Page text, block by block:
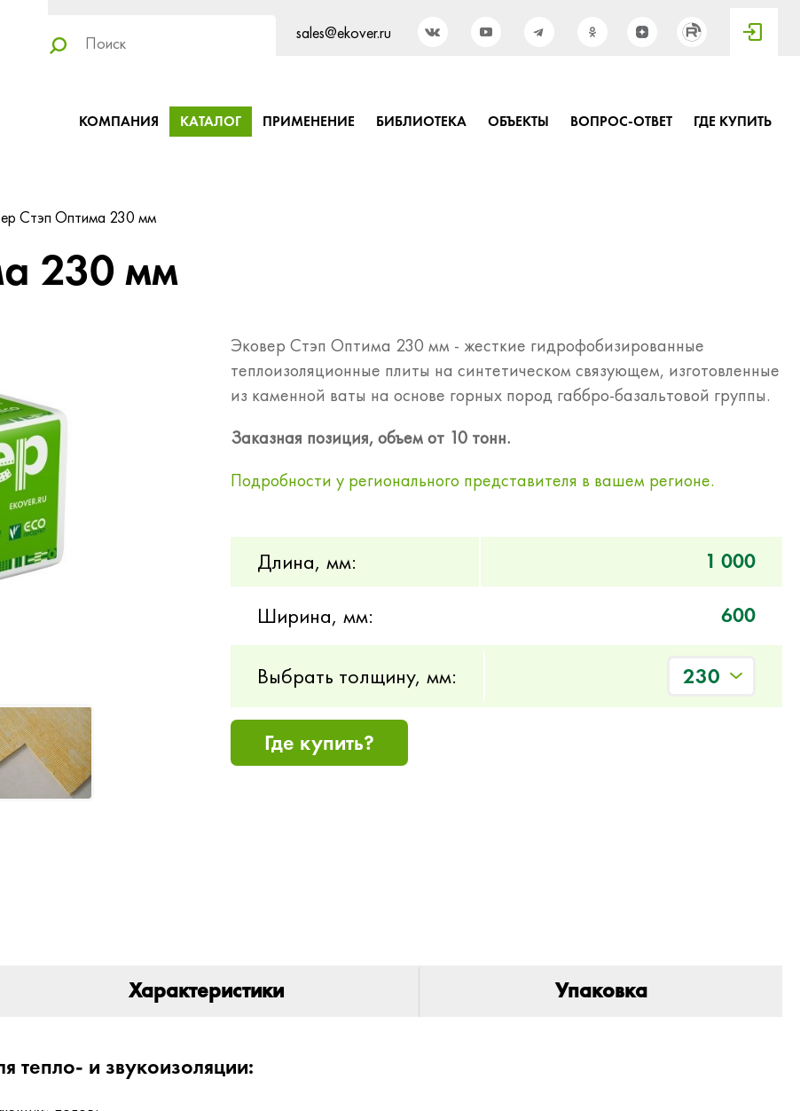
sales@ekover.ru
КОМПАНИЯ КАТАЛОГ ПРИМЕНЕНИЕ БИБЛИОТЕКА ОБЪЕКТЫ ВОПРОС-ОТВЕТ ГДЕ КУПИТЬ
Стэп Оптима 230 мм
230 мм
Эковер Стэп Оптима 230 мм - жесткие гидрофобизированные
теплоизоляционные плиты на синтетическом связующем, изготовленные
из каменной ваты на основе горных пород габбро-базальтовой группы.
Заказная позиция, объем от 10 тонн.
Подробности у регионального представителя в вашем регионе.
Длина, мм: 1 000
Ширина, мм: 600
Выбрать толщину, мм: 230
Где купить?
Характеристики Упаковка
и звукоизоляции: